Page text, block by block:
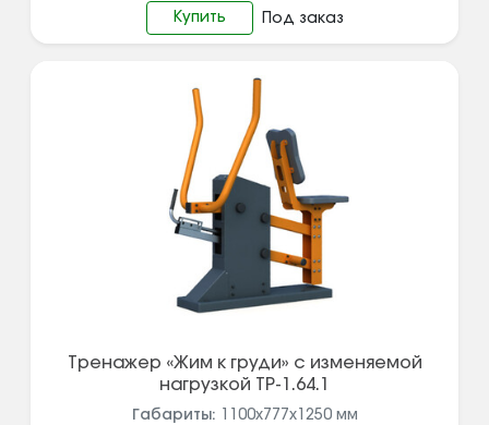
Купить Под заказ
Тренажер «Жим к груди» с изменяемой
нагрузкой ТР-1.64.1
Габариты: 1100х777х1250 мм